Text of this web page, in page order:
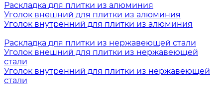
Раскладка для плитки из алюминия
Уголок внешний для плитки из алюминия
Уголок внутренний для плитки из алюминия
Раскладка для плитки из нержавеющей стали
Уголок внешний для плитки из нержавеющей
стали
Уголок внутренний для плитки из нержавеющей
стали